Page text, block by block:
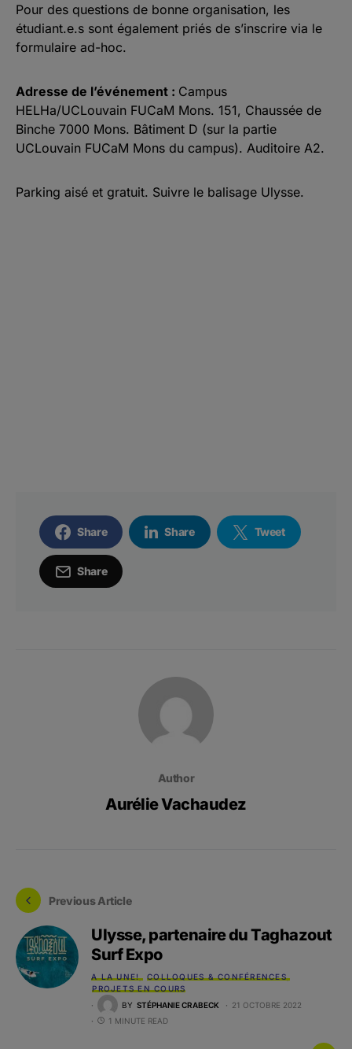
Pour des questions de bonne organisation, les
étudiant.e.s sont également priés de s’inscrire via le
formulaire ad-hoc.
Adresse de l’événement : Campus
HELHa/UCLouvain FUCaM Mons. 151, Chaussée de
Binche 7000 Mons. Bâtiment D (sur la partie
UCLouvain FUCaM Mons du campus). Auditoire A2.
Parking aisé et gratuit. Suivre le balisage Ulyss e.
Share Share Tweet
Share
Author
Aurélie Vachaudez
Previous Article
Ulysse, partenaire du Taghazout
Surf Expo
A LA UNE!
COLLOQUES & CONFÉRENCES
PROJETS EN COURS
BY STÉPHANIE CRABECK
21 OCTOBRE 2022
1 MINUTE READ